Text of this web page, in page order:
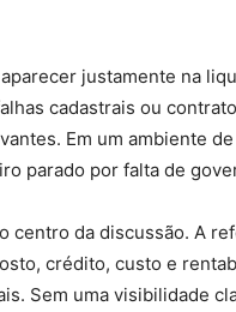
justamente na
cadastrais ou
Em um ambiente
parado por falta de
centro da discussão. A
crédito, custo e
Sem uma visibilidade